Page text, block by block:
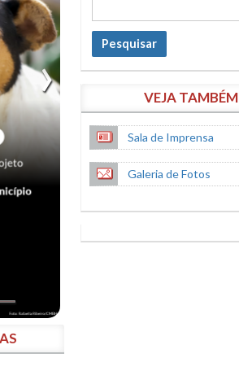
Pesquisar
VEJA TAMBÉM
Sala de Imprensa
Galeria de Fotos